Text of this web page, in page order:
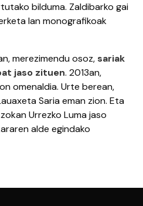
bilduma. Zaldibarko gai
lan monografikoak
merezimendu osoz,sariak
jaso zituen. 2013an,
omenaldia. Urte berean,
Saria eman zion. Eta
Urrezko Luma jaso
alde egindako